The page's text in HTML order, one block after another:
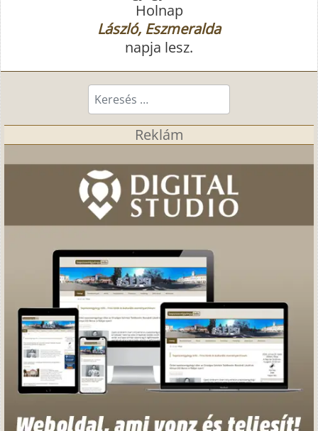
Holnap
László, Eszmeralda
napja lesz.
Keresés...
Reklám